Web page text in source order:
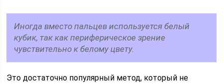
Иногда вместо пальцев используется белый
кубик, так как периферическое зрение
чувствительно к белому цвету.
Это достаточно популярный метод, который не